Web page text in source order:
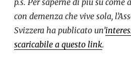
con demenza che vive sola,
Svizzera ha publicato un’
scaricabile a questo link.